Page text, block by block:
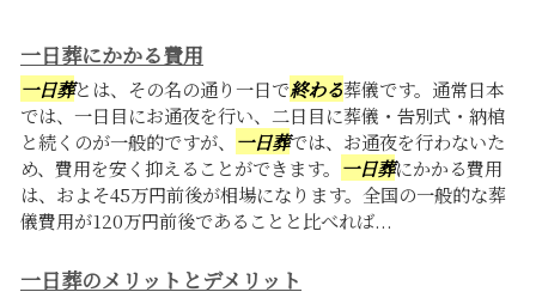
一日葬にかかる費用
一日葬とは、その名の通り一日で終わる葬儀です。通常日本
では、一日目にお通夜を行い、二日目に葬儀・告別式・納棺
と続くのが一般的ですが、 一日葬では、お通夜を行わないた
め、費用を安く抑えることができます。 一日葬にかかる費用
は、およそ45万円前後が相場になります。全国の一般的な葬
儀費用が120万円前後であることと比べれば...
一日葬のメリットとデメリット